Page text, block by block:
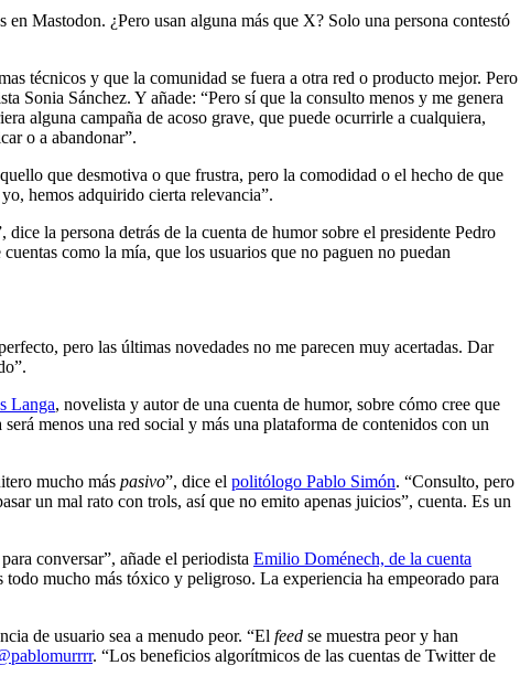
Mastodon. ¿Pero usan alguna más que X? Solo una persona contestó
técnicos y que la comunidad se fuera a otra red o producto mejor. Pero
Sonia Sánchez. Y añade: “Pero sí que la consulto menos y me genera
alguna campaña de acoso grave, que puede ocurrirle a cualquiera,
o a abandonar”.
que desmotiva o que frustra, pero la comodidad o el hecho de que
hemos adquirido cierta relevancia”.
la persona detrás de la cuenta de humor sobre el presidente Pedro
como la mía, que los usuarios que no paguen no puedan
pero las últimas novedades no me parecen muy acertadas. Dar
Langa, novelista y autor de una cuenta de humor, sobre cómo cree que
menos una red social y más una plataforma de contenidos con un
mucho más pasivo”, dice el politólogo Pablo Simón. “Consulto, pero
un mal rato con trols, así que no emito apenas juicios”, cuenta. Es un
conversar”, añade el periodista Emilio Doménech, de la cuenta
mucho más tóxico y peligroso. La experiencia ha empeorado para
de usuario sea a menudo peor. “El feed se muestra peor y han
. “Los beneficios algorítmicos de las cuentas de Twitter de